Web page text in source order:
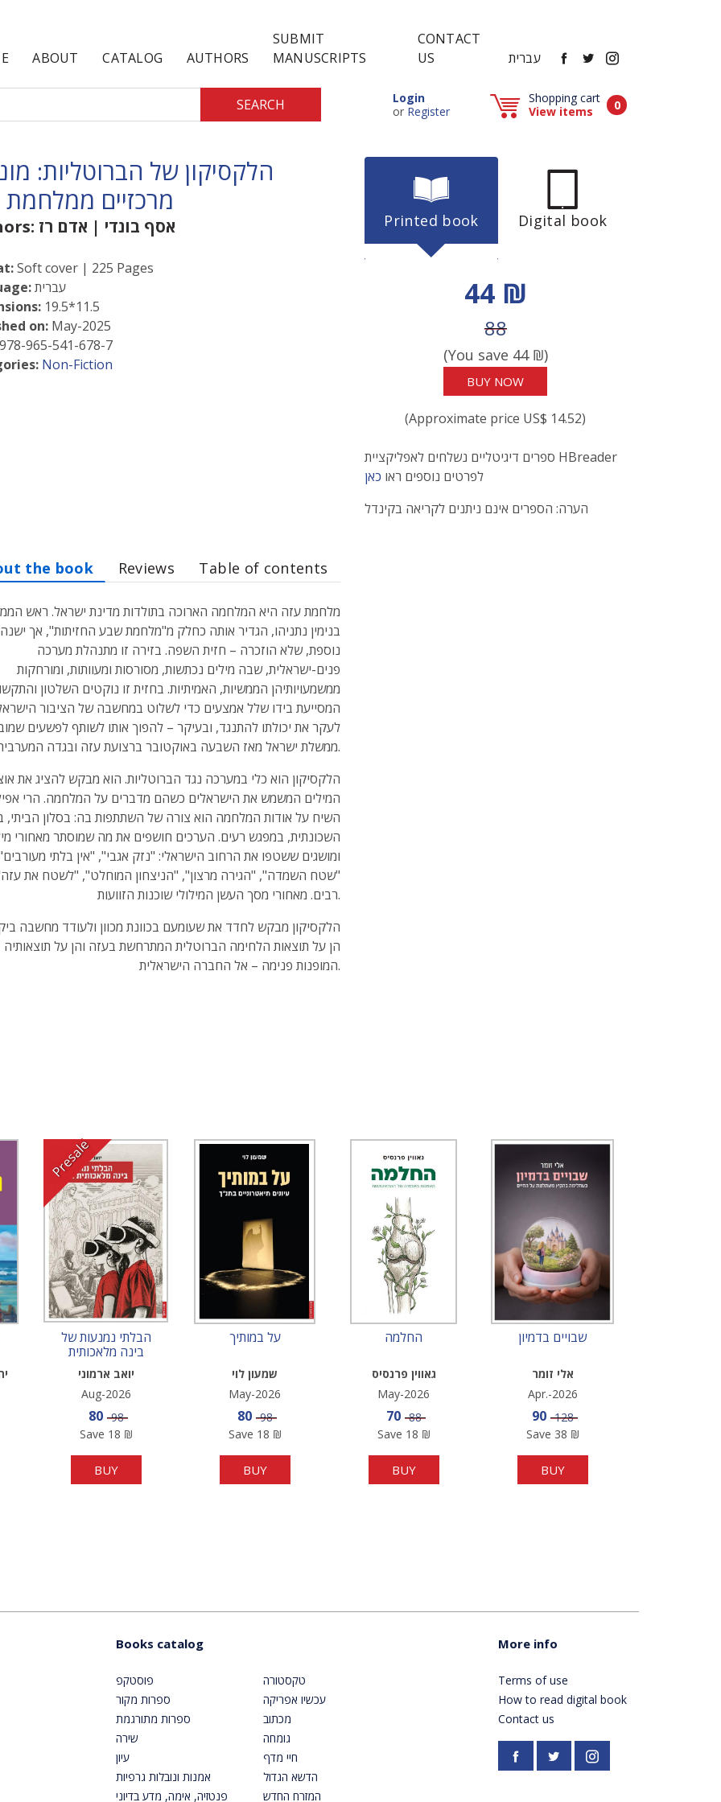
ABOUT CATALOG AUTHORS
SUBMIT
MANUSCRIPTS
CONTACT
US
עברית FACEBOOK
TWITTER
INSTAGRAM
SEARCH LoginPopup window (Can be closed by ESCAPE key)
or RegisterPopup window (Can be closed by ESCAPE key)
Shopping cart
View items
0Items in cart
הלקסיקון של הברוטליות:
מרכזיים ממלחמת
אסף בונדי | אדם רז
Soft cover | 225 Pages
עברית
19.5*11.5
on: May-2025
978-965-541-678-7
Non-Fiction
Printed book Digital book
Discount price
44 ₪
Price before discount
88
(You save 44₪)
BUY NOW
(Approximate price US$ 14.52)
ספרים דיגיטליים נשלחים לאפליקציית HBreader
לפרטים נוספים ראו כאן
הערה: הספרים אינם ניתנים לקריאה בקינדל
the book Reviews Table of contents
מלחמת עזה היא המלחמה הארוכה בתולדות מדינת ישראל. ראש
בנימין נתניהו, הגדיר אותה כחלק מ"מלחמת שבע החזיתות", אך
נוספת, שלא הוזכרה – חזית השפה. בזירה זו מתנהלת מערכה
פנים-ישראלית, שבה מילים נכתשות, מסורסות ומעוותות, ומורחקות
ממשמעויותיהן הממשיות, האמיתיות. בחזית זו נוקטים השלטון
המסייעת בידו שלל אמצעים כדי לשלוט במחשבה של הציבור
לעקר את יכולתו להתנגד, ובעיקר – להפוך אותו לשותף לפשעים
ממשלת ישראל מאז השבעה באוקטובר ברצועת עזה ובגדה המערבית.
הלקסיקון הוא כלי במערכה נגד הברוטליות. הוא מבקש להציג את
המילים המשמש את הישראלים כשהם מדברים על המלחמה. הרי
השיח על אודות המלחמה הוא צורה של השתתפות בה: בסלון הביתי,
השכונתית, במפגש רעים. הערכים חושפים את מה שמוסתר מאחורי
ומושגים ששטפו את הרחוב הישראלי: "נזק אגבי", "אין בלתי
"שטח השמדה", "הגירה מרצון", "הניצחון המוחלט", "לשטח את
רבים. מאחורי מסך העשן המילולי שוכנות הזוועות.
הלקסיקון מבקש לחדד את שעומעם בכוונת מכוון ולעודד מחשבה
הן על תוצאות הלחימה הברוטלית המתרחשת בעזה והן על תוצאותיה
המופנות פנימה – אל החברה הישראלית.
Presale
הבלתי נמנעות של
בינה מלאכותית
יואב ארמוני
Aug-2026
Sale price
80 Price
98
Save 18 ₪
BUY
על במותיך
שמעון לוי
May-2026
Sale price
80 Price
98
Save 18 ₪
BUY
החלמה
גאווין פרנסיס
May-2026
Sale price
70 Price
88
Save 18 ₪
BUY
שבויים בדמיון
אלי זומר
Apr.-2026
Sale price
90 Price
128
Save 38 ₪
BUY
Books catalog
פוסטקפ
ספרות מקור
ספרות מתורגמת
שירה
עיון
אמנות ונובלות גרפיות
פנטזיה, אימה, מדע בדיוני
טקסטורה
עכשיו אפריקה
מכתוב
גומחה
חיי מדף
הדשא הגדול
המזרח החדש
More info
Terms of use
How to read digital book
Contact us
Facebookhttps://twitter.com/
Instagram